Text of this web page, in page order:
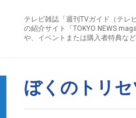
テレビ雑誌「週刊TVガイド（テレ
の紹介サイト「TOKYO NEWS
や、イベントまたは購入者特典な
ぼくのトリセ